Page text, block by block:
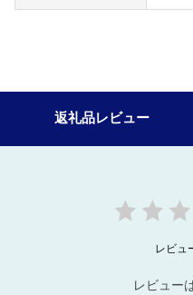
返礼品レビュー
レビュ
レビュー